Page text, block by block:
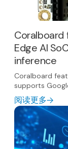
Coralboard
Edge AI
inference
Coralboard
supports
阅读更多